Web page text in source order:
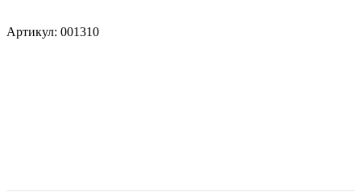
Артикул: 001310